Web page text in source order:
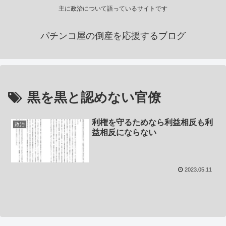
主に政治について語っているサイトです
パチンコ屋の倒産を応援するブログ
黒を黒と認めない官僚
政治
利権を守るためなら利益相反も利
益相反にならない
2023.05.11